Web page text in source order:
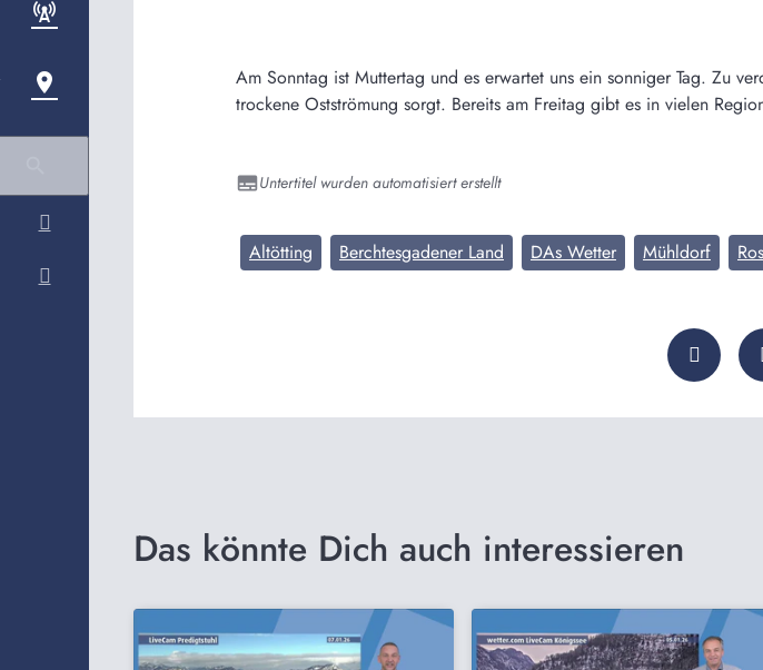
Am Sonntag ist Muttertag und es erwartet uns ein sonniger Tag. Zu
trockene Ostströmung sorgt. Bereits am Freitag gibt es in vielen
Untertitel wurden automatisiert erstellt
Altötting Berchtesgadener Land DAs Wetter Mühldorf
Das könnte Dich auch interessieren